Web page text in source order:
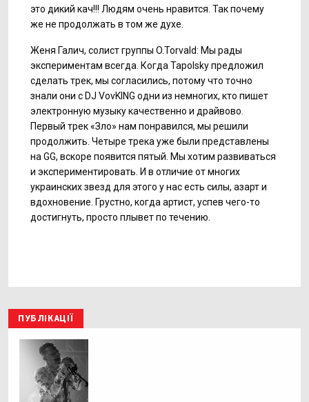
это дикий кач!!! Людям очень нравится. Так почему
же не продолжать в том же духе.
Женя Галич, солист группы O.Torvald: Мы рады
экспериментам всегда. Когда Tapolsky предложил
сделать трек, мы согласились, потому что точно
знали они с DJ VovKING одни из немногих, кто пишет
электронную музыку качественно и драйвово.
Первый трек «Зло» нам понравился, мы решили
продолжить. Четыре трека уже были представлены
на GG, вскоре появится пятый. Мы хотим развиваться
и экспериментировать. И в отличие от многих
украинских звезд для этого у нас есть силы, азарт и
вдохновение. Грустно, когда артист, успев чего-то
достигнуть, просто плывет по течению.
ПУБЛІКАЦІЇ